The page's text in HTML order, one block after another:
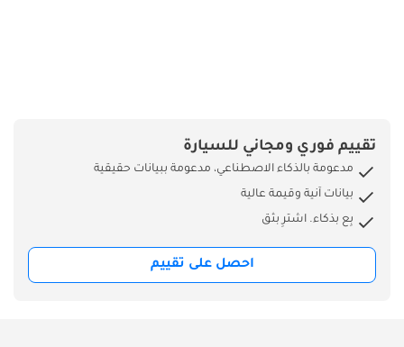
تقييم فوري ومجاني للسيارة
مدعومة بالذكاء الاصطناعي، مدعومة ببيانات حقيقية
بيانات آنية وقيمة عالية
بِع بذكاء. اشترِ بثق
احصل على تقييم